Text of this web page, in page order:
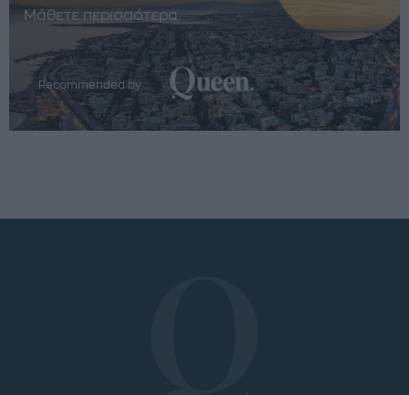
Μάθετε περισσότερα
Recommended by